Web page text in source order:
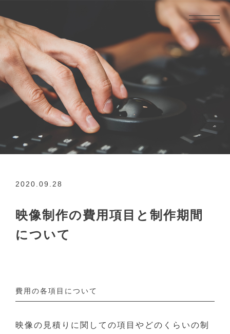
2020.09.28
映像制作の費用項目と制作期間
について
費用の各項目について
映像の見積りに関しての項目やどのくらいの制